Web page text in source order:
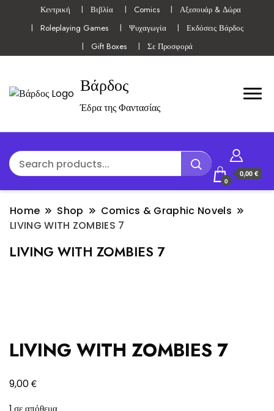
Κεντρική Βιβλία Comics
Αξεσουάρ & Δώρα
Roleplaying Games
Ψυχαγωγία
Εκδόσεις Βάρδος
Gift Boxes
Σε Προσφορά
Βάρδος
Έδρα της Φαντασίας
0
0,00 €
Home Shop
Comics & Graphic Novels
LIVING WITH ZOMBIES 7
LIVING WITH ZOMBIES 7
LIVING WITH ZOMBIES 7
9,00€
1 σε απόθεμα